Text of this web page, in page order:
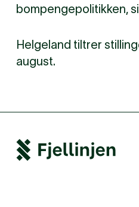
bompengepolitikken,
Helgeland tiltrer
august.